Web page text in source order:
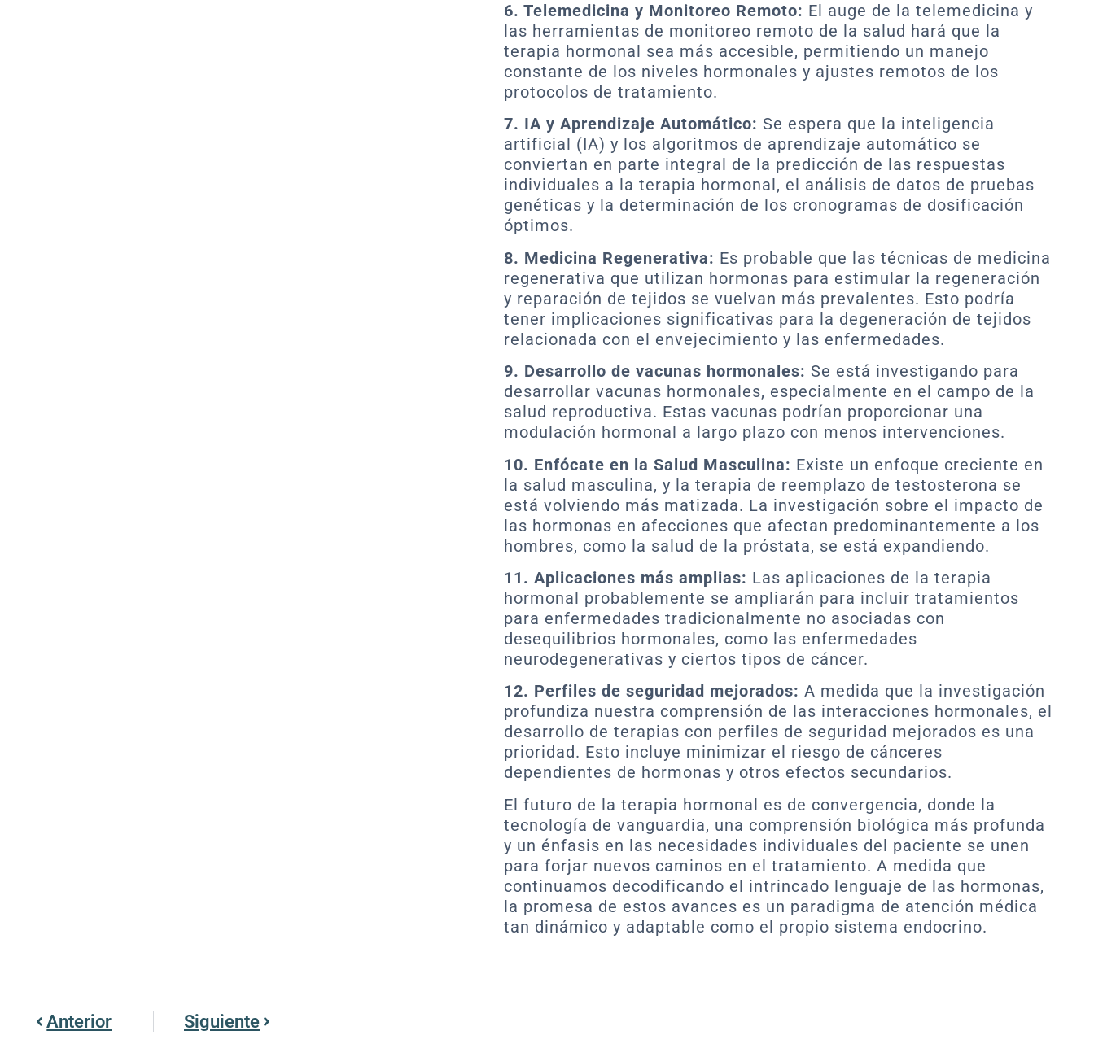
6. Telemedicina y Monitoreo Remoto: El auge de la telemedicina y
las herramientas de monitoreo remoto de la salud hará que la
terapia hormonal sea más accesible, permitiendo un manejo
constante de los niveles hormonales y ajustes remotos de los
protocolos de tratamiento.
7. IA y Aprendizaje Automático: Se espera que la inteligencia
artificial (IA) y los algoritmos de aprendizaje automático se
conviertan en parte integral de la predicción de las respuestas
individuales a la terapia hormonal, el análisis de datos de pruebas
genéticas y la determinación de los cronogramas de dosificación
óptimos.
8. Medicina Regenerativa: Es probable que las técnicas de medicina
regenerativa que utilizan hormonas para estimular la regeneración
y reparación de tejidos se vuelvan más prevalentes. Esto podría
tener implicaciones significativas para la degeneración de tejidos
relacionada con el envejecimiento y las enfermedades.
9. Desarrollo de vacunas hormonales: Se está investigando para
desarrollar vacunas hormonales, especialmente en el campo de la
salud reproductiva. Estas vacunas podrían proporcionar una
modulación hormonal a largo plazo con menos intervenciones.
10. Enfócate en la Salud Masculina: Existe un enfoque creciente en
la salud masculina, y la terapia de reemplazo de testosterona se
está volviendo más matizada. La investigación sobre el impacto de
las hormonas en afecciones que afectan predominantemente a los
hombres, como la salud de la próstata, se está expandiendo.
11. Aplicaciones más amplias: Las aplicaciones de la terapia
hormonal probablemente se ampliarán para incluir tratamientos
para enfermedades tradicionalmente no asociadas con
desequilibrios hormonales, como las enfermedades
neurodegenerativas y ciertos tipos de cáncer.
12. Perfiles de seguridad mejorados: A medida que la investigación
profundiza nuestra comprensión de las interacciones hormonales, el
desarrollo de terapias con perfiles de seguridad mejorados es una
prioridad. Esto incluye minimizar el riesgo de cánceres
dependientes de hormonas y otros efectos secundarios.
El futuro de la terapia hormonal es de convergencia, donde la
tecnología de vanguardia, una comprensión biológica más profunda
y un énfasis en las necesidades individuales del paciente se unen
para forjar nuevos caminos en el tratamiento. A medida que
continuamos decodificando el intrincado lenguaje de las hormonas,
la promesa de estos avances es un paradigma de atención médica
tan dinámico y adaptable como el propio sistema endocrino.
Anterior Siguiente